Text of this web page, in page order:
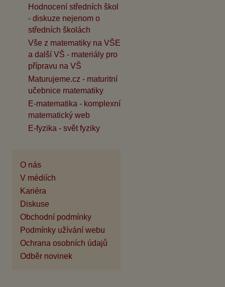
Hodnocení středních škol
- diskuze nejenom o
středních školách
Vše z matematiky na VŠE
a další VŠ - materiály pro
přípravu na VŠ
Maturujeme.cz - maturitní
učebnice matematiky
E-matematika - komplexní
matematický web
E-fyzika - svět fyziky
O nás
V médiích
Kariéra
Diskuse
Obchodní podmínky
Podmínky užívání webu
Ochrana osobních údajů
Odběr novinek